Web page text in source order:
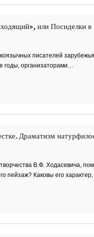
или Посиделки в
писателей
годы, организаторами…
Драматизм
В.Ф. Ходасевича,
пейзаж? Каковы его